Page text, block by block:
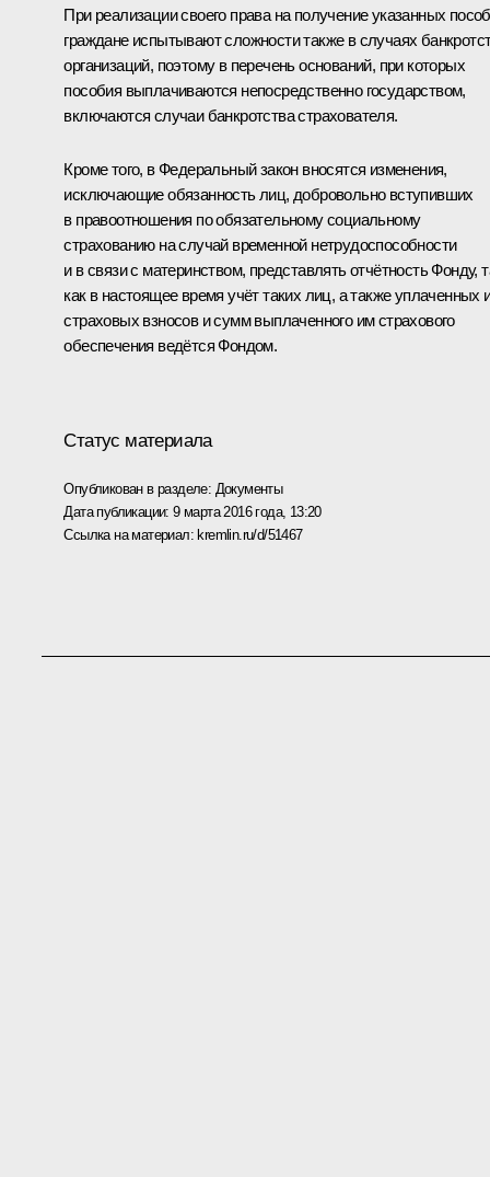
При реализации своего права на получение указанных
граждане испытывают сложности также в случаях
организаций, поэтому в перечень оснований, при которых
пособия выплачиваются непосредственно государством,
включаются случаи банкротства страхователя.
Кроме того, в Федеральный закон вносятся изменения,
исключающие обязанность лиц, добровольно вступивших
в правоотношения по обязательному социальному
страхованию на случай временной нетрудоспособности
и в связи с материнством, представлять отчётность Фонду,
как в настоящее время учёт таких лиц, а также уплаченных
страховых взносов и сумм выплаченного им страхового
обеспечения ведётся Фондом.
Статус материала
Опубликован в разделе: Документы
Дата публикации:9 марта 2016 года, 13:20
Ссылка на материал: kremlin.ru/d/51467